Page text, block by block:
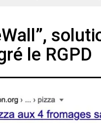
: une lecture sociologique
: objectif nul
veut moraliser le pillage
sur la polémique des
(tout) contre l’IA
Marne, le projet de
le RGPD